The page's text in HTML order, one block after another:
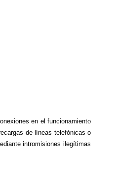
en el funcionamiento
de líneas telefónicas o
intromisiones ilegítimas